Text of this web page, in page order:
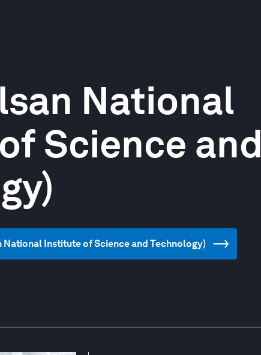
National
Science and
National Institute of Science and Technology)